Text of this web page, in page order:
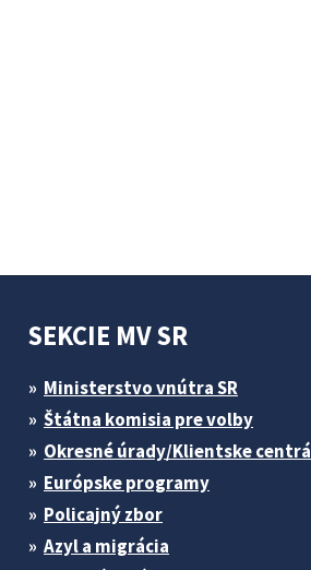
SEKCIE MV SR
Ministerstvo vnútra SR
Štátna komisia pre volby
Okresné úrady/Klientske centrá
Európske programy
Policajný zbor
Azyl a migrácia